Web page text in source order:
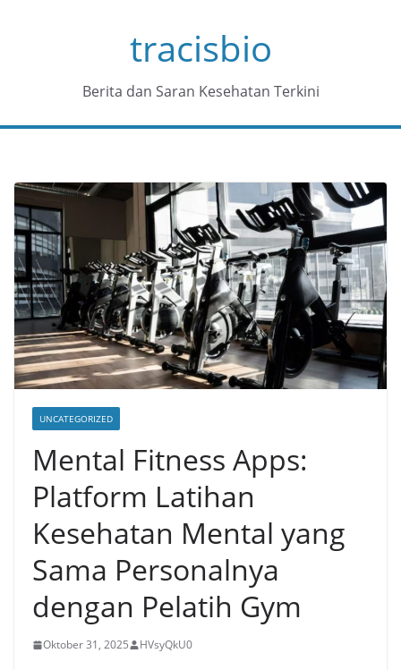
tracisbio
Berita dan Saran Kesehatan Terkini
UNCATEGORIZED
Mental Fitness Apps:
Platform Latihan
Kesehatan Mental yang
Sama Personalnya
dengan Pelatih Gym
Oktober 31, 2025 HVsyQkU0